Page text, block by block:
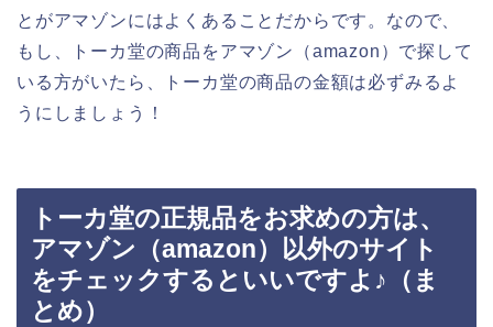
とがアマゾンにはよくあることだからです。なので、
もし、トーカ堂の商品をアマゾン（amazon）で探して
いる方がいたら、トーカ堂の商品の金額は必ずみるよ
うにしましょう！
トーカ堂の正規品をお求めの方は、
アマゾン（amazon）以外のサイト
をチェックするといいですよ♪（ま
とめ）